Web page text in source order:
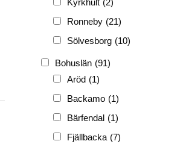
Kyrkhult (2)
Ronneby (21)
Sölvesborg (10)
Bohuslän (91)
Aröd (1)
Backamo (1)
Bärfendal (1)
Fjällbacka (7)